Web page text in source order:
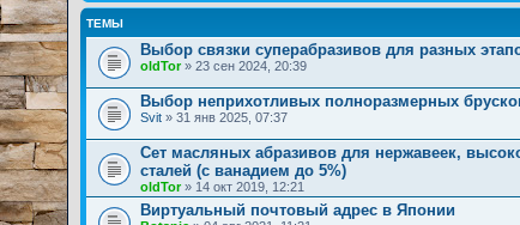
ТЕМЫ
Выбор связки суперабразивов для разных
oldTor» 23 сен 2024, 20:39
Выбор неприхотливых полноразмерных
Svit » 31 янв 2025, 07:37
Сет масляных абразивов для нержавеек,
сталей (с ванадием до 5%)
oldTor» 14 окт 2019, 12:21
Виртуальный почтовый адрес в Японии